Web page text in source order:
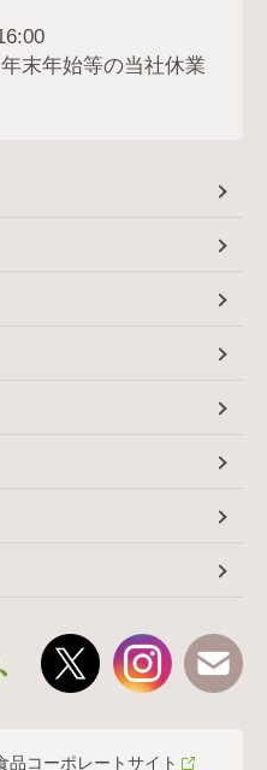
末年始等の当社休業
品コーポレートサイト